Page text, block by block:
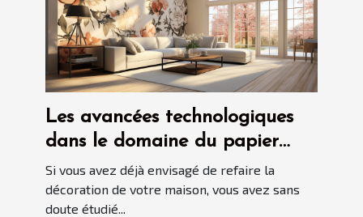
Les avancées technologiques
dans le domaine du papier
peint sur-mesure
Si vous avez déjà envisagé de refaire la
décoration de votre maison, vous avez sans
doute étudié...